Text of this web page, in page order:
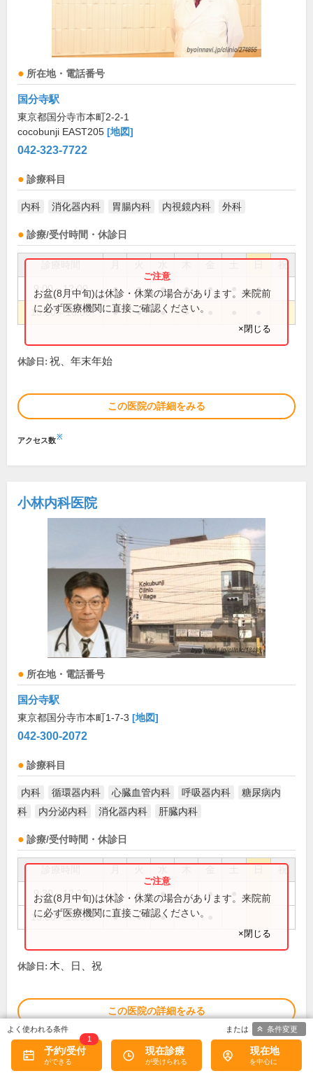
所在地・電話番号
国分寺駅
東京都国分寺市本町2-2-1
cocobunji EAST205 [地図]
042-323-7722
診療科目
内科 消化器内科 胃腸内科 内視鏡内科 外科
診療/受付時間・休診日
祝
9:00～12:00 ● ● ● ● ● ●
15:00～18:00 ● ● ● ●
お盆(8月中旬)は休診・休業の場合があります。来院前
に必ず医療機関に直接ご確認ください。
×閉じる
休診日: 祝、年末年始
この医院の詳細をみる
アクセス数※
小林内科医院
所在地・電話番号
国分寺駅
東京都国分寺市本町1-7-3 [地図]
042-300-2072
診療科目
内科 循環器内科 心臓血管内科 呼吸器内科
糖尿病内
科
内分泌内科 消化器内科 肝臓内科
診療/受付時間・休診日
祝
9:30～12:30 ● ● ● ●
15:00～18:00 ● ● ●
お盆(8月中旬)は休診・休業の場合があります。来院前
に必ず医療機関に直接ご確認ください。
×閉じる
休診日: 木、日、祝
この医院の詳細をみる
アクセス数※
予約/受付
1
現在診療 現在地
条件変更